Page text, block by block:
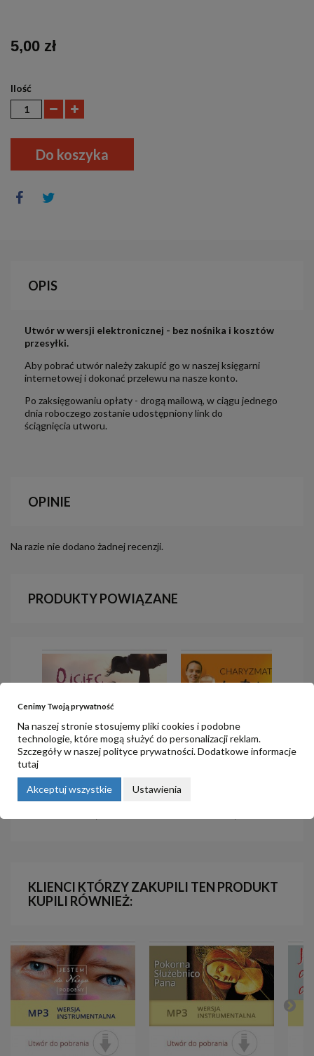
5,00 zł
Ilość
Do koszyka
OPIS
Utwór w wersji elektronicznej - bez nośnika i kosztów
przesyłki.
Aby pobrać utwór należy zakupić go w naszej księgarni
internetowej i dokonać przelewu na nasze konto.
Po zaksięgowaniu opłaty - drogą mailową, w ciągu jednego
dnia roboczego zostanie udostępniony link do
ściągnięcia utworu.
OPINIE
Na razie nie dodano żadnej recenzji.
PRODUKTY POWIĄZANE
4. Kochać i jednoczyć - zadanie
KLIENCI KTÓRZY ZAKUPILI TEN PRODUKT
KUPILI RÓWNIEŻ:
Cenimy Twoją prywatność
Na naszej stronie stosujemy pliki cookies i podobne
technologie, które mogą służyć do personalizacji reklam.
Szczegóły w naszejpolityce prywatności. Dodatkowe informacje
tutaj
Akceptuj wszystkie Ustawienia